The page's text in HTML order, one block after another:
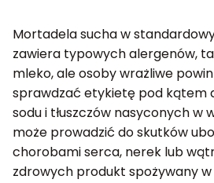
Mortadela sucha w
zawiera typowych alergenów,
mleko, ale osoby wrażliwe
sprawdzać etykietę pod kątem
sodu i tłuszczów nasyconych w
może prowadzić do skutków
chorobami serca, nerek lub
zdrowych produkt spożywany